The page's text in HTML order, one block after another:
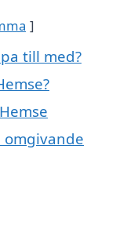
till med?
omgivande